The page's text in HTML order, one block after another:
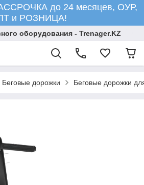
до 24 месяцев, ОУР,
и РОЗНИЦА!
оборудования - Trenager.KZ
Беговые дорожки Беговые дорожки